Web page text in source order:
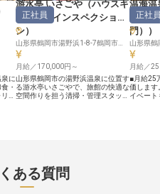
活
ス
も
を
こ
ッ
で
社会保険完備はもちろん、確定拠出
年金や副業可など、将来を見据えた
サポートも充実。さらに、サウナ・
温泉・フィットネスの無料利用や社
員割引など、日々の生活を豊かにす
る福利厚生も魅力です。 移住をお
考えの方には手厚いサポートがあ
り、新しい土地での生活もスムーズ
にスタートできます。 ※2025年10
月09日時点の情報です
サポート
ッフが
う、充実
環境を整
無料の個
分と通勤
は美味
でのサポ
105日、
と、プラ
きます
に
・
ア
す
游水亭 いさごや（ハウスキ
ーパー・インスペクショ
ン）
正社員
月給／170,000円～
山形県鶴岡市の湯野浜温泉に位置す
る游水亭いさごやで、旅館の快適な
空間作りを担う清掃・管理スタッフ
を形にしてみませんか？正社員とし
て安定した環境で働けるチャンスで
す。 ※2025年10月23日時点の情報
温海温
ダー
門）
）
正社員
山形県鶴
月給／
■月給25
価します
イベート
ある質問